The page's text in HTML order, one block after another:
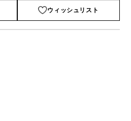
ウィッシュリスト